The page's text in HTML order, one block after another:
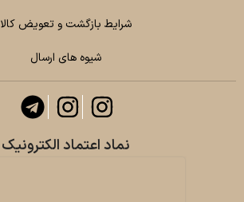
شرایط بازگشت و تعویض کالا
شیوه های ارسال
نماد اعتماد الکترونیک